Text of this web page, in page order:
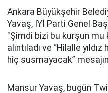
Ankara Büyükşehir
Yavaş, İYİ Parti Genel
"Şimdi bizi bu kurşun mu
alıntıladı ve “Hilalle
hiç susmayacak”
Mansur Yavaş, bugün